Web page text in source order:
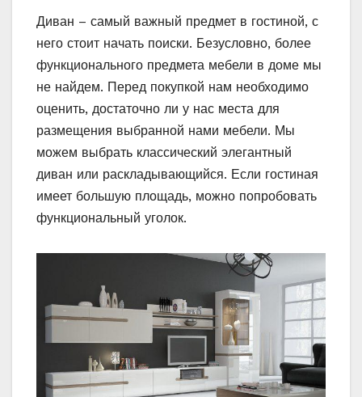
Диван – самый важный предмет в гостиной, с
него стоит начать поиски. Безусловно, более
функционального предмета мебели в доме мы
не найдем. Перед покупкой нам необходимо
оценить, достаточно ли у нас места для
размещения выбранной нами мебели. Мы
можем выбрать классический элегантный
диван или раскладывающийся. Если гостиная
имеет большую площадь, можно попробовать
функциональный уголок.